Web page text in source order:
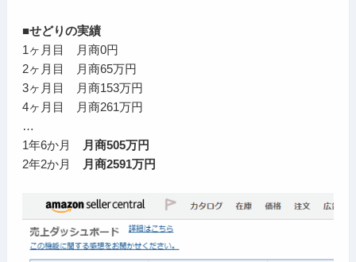
■せどりの実績
1ヶ月目 月商0円
2ヶ月目 月商65万円
3ヶ月目 月商153万円
4ヶ月目 月商261万円
…
1年6か月
月商505万円
2年2か月
月商2591万円